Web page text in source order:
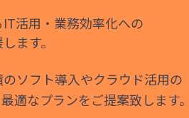
活用・業務効率化への
ます。
ソフト導入やクラウド活用の
適なプランをご提案致します。